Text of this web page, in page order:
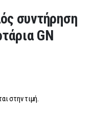
συντήρηση
GN
στην τιμή.